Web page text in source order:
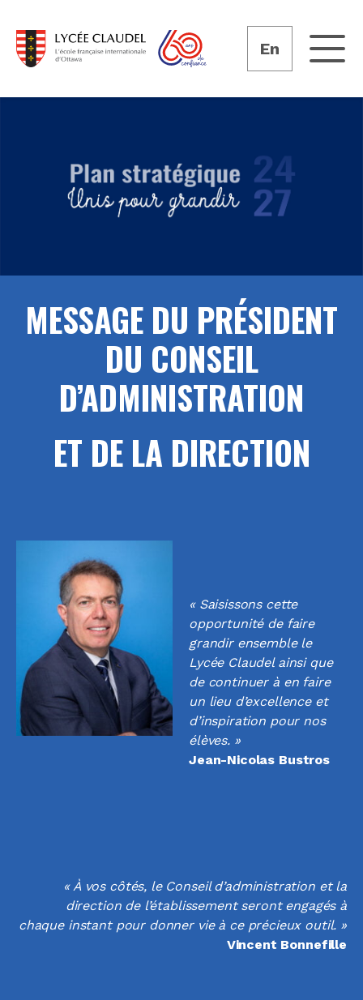
En
MESSAGE DU PRÉSIDENT
DU CONSEIL
D’ADMINISTRATION
ET DE LA DIRECTION
« Saisissons cette
opportunité de faire
grandir ensemble le
Lycée Claudel ainsi que
de continuer à en faire
un lieu d’excellence et
d’inspiration pour nos
élèves. »
Jean-Nicolas Bustros
« À vos côtés, le Conseil d’administration et la
direction de l’établissement seront engagés à
chaque instant pour donner vie à ce précieux outil. »
Vincent Bonnefille